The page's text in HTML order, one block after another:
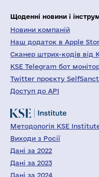
Щоденні новини і
Новини компаній
Наш додаток в Apple
Сканер штрих-кодів від
KSE Telegram бот
Twitter проєкту
Доступ до API
Методологія KSE
Виходи з Росії
Дані за 2022
Дані за 2023
Дані за 2024